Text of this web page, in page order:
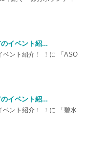
イベント紹...
ベント紹介！ ！に 「ASO
イベント紹...
ベント紹介！ ！に 「碧水